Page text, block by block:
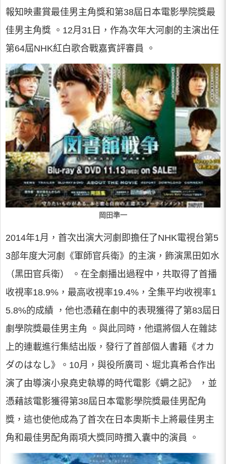
報知映畫賞最佳男主角獎和第38屆日本電影學院獎最
佳男主角獎 。12月31日，作為次年大河劇的主演出任
第64屆NHK紅白歌合戰嘉賓評審員 。
岡田準一
2014年1月，首次出演大河劇即擔任了NHK電視台第5
3部年度大河劇《軍師官兵衛》的主演，飾演黑田如水
（黑田官兵衛） 。在全劇播出過程中，共取得了首播
收視率18.9%，最高收視率19.4%，全集平均收視率1
5.8%的成績 ，他也憑藉在劇中的表現獲得了第83屆日
劇學院獎最佳男主角 。與此同時，他還將個人在雜誌
上的連載進行集結出版，發行了首部個人書籍《オカ
ダのはなし》。10月，與役所廣司、堀北真希合作出
演了由導演小泉堯史執導的時代電影《蜩之記》 ，並
憑藉該電影獲得第38屆日本電影學院獎最佳男配角
獎，這也使他成為了首次在日本奧斯卡上將最佳男主
角和最佳男配角兩項大獎同時攬入囊中的演員 。